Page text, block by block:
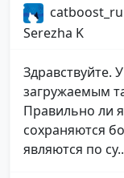
catboost_ru
Serezha K
Здравствуйте.
загружаемым
Правильно ли
сохраняются
являются по